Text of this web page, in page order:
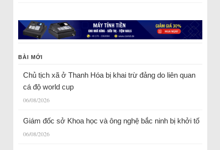
BÀI MỚI
Chủ tịch xã ở Thanh Hóa bị khai trừ đảng do liên quan
cá độ world cup
06/08/2026
Giám đốc sở Khoa học và ông nghệ bắc ninh bị khởi tố
06/08/2026